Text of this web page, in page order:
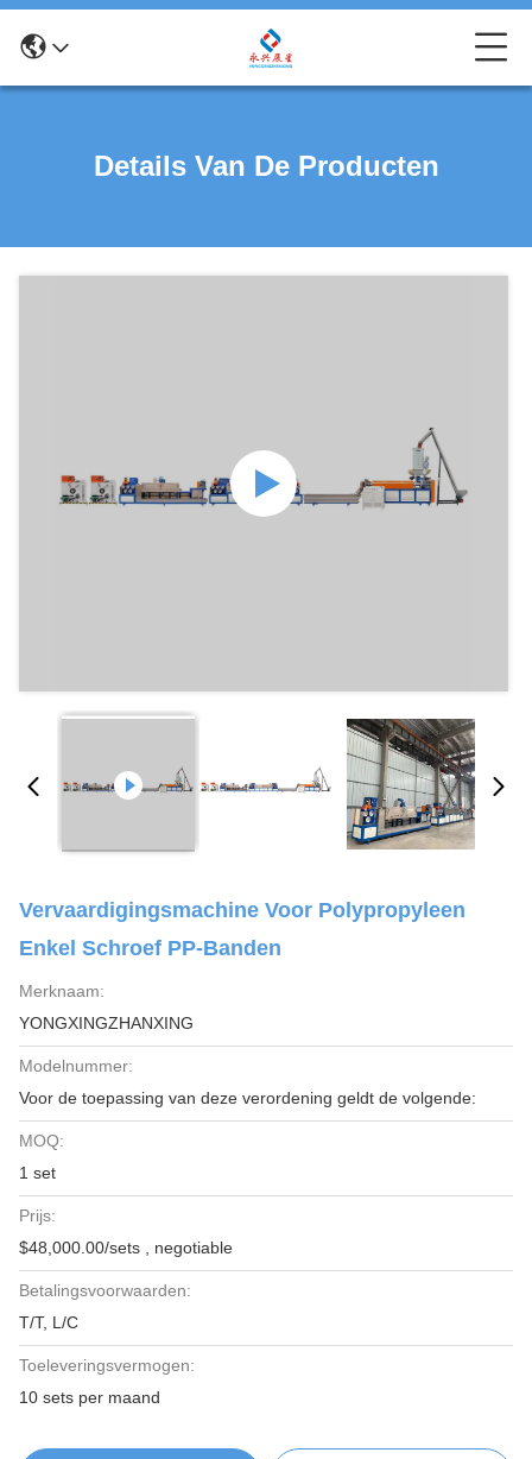
Details Van De Producten
Vervaardigingsmachine Voor Polypropyleen
Enkel Schroef PP-Banden
Merknaam:
YONGXINGZHANXING
Modelnummer:
Voor de toepassing van deze verordening geldt de volgende:
MOQ:
1 set
Prijs:
$48,000.00/sets , negotiable
Betalingsvoorwaarden:
T/T, L/C
Toeleveringsvermogen:
10 sets per maand